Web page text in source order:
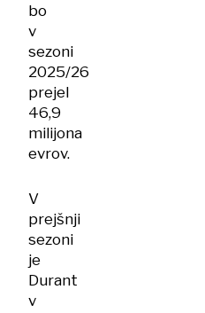
bo
v
sezoni
2025/26
prejel
46,9
milijona
evrov.
V
prejšnji
sezoni
je
Durant
v